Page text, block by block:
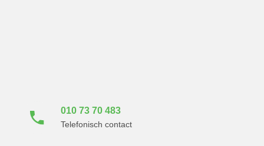
010 73 70 483
Telefonisch contact